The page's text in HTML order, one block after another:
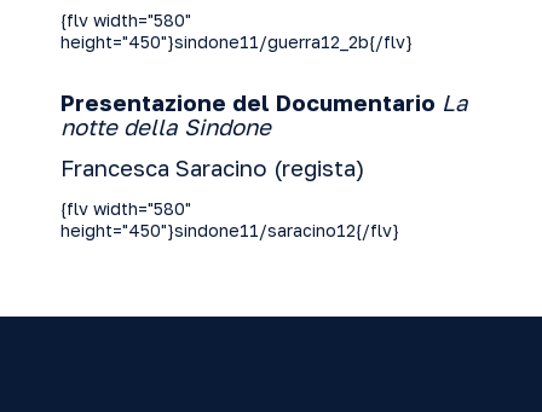
{flv width="580"
height="450"}sindone11/guerra12_2b{/flv}
Presentazione del Documentario La
notte della Sindone
Francesca Saracino (regista)
{flv width="580"
height="450"}sindone11/saracino12{/flv}